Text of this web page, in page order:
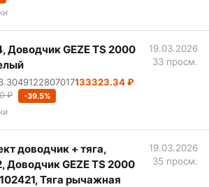
Доводчик GEZE TS 2000
133323.34 ₽
₽ -39.5%
19.03.2026
33 просм.
доводчик + тяга,
Доводчик GEZE TS 2000
Тяга рычажная
19.03.2026
35 просм.